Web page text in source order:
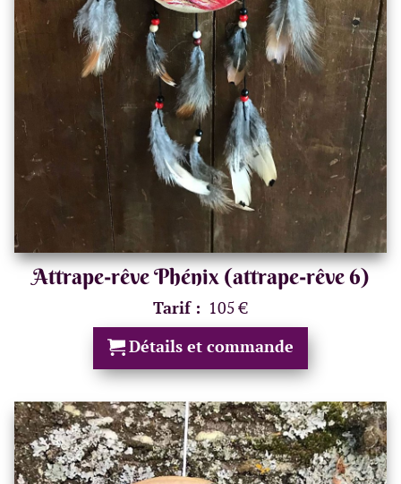
Attrape-rêve Phénix (attrape-rêve 6)
Tarif : 105 €
Détails et commande